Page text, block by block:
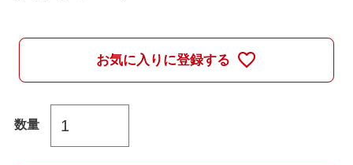
お気に入りに登録する